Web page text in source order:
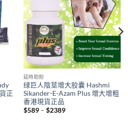
正
延時助勃
绿巨人陰莖增大胶囊 Hashmi
Sikander-E-Azam Plus 增大增粗
香港現貨正品
$589 – $2389Price